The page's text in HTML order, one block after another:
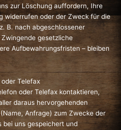
zur Löschung auffordern, Ihre
widerrufen oder der Zweck für die
B. nach abgeschlossener
gesetzliche
Aufbewahrungsfristen – bleiben
Telefax
oder Telefax kontaktieren,
daraus hervorgehenden
Anfrage) zum Zwecke der
bei uns gespeichert und